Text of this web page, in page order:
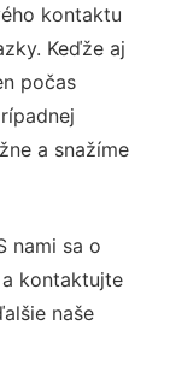
kontaktu
Keďže aj
počas
a snažíme
nami sa o
kontaktujte
naše